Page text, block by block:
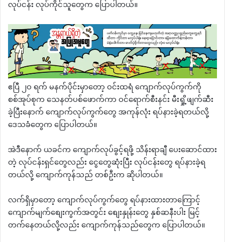
လုပ်ငန်း လုပ်ကိုင်သူတွေက ပြောပါတယ်။
ဧပြီ ၂၀ ရက် မနက်ပိုင်းမှာတော့ ဝင်းထရံ ကျောက်လုပ်ကွက်ကို
စစ်‌အုပ်စုက သေနတ်ပစ်ဖောက်ကာ ဝင်ရောက်စီးနင်း မီးရှို့ဖျက်ဆီး
ခဲ့ပြီးနောက် ကျောက်လုပ်ကွက်တွေ အကုန်လုံး ရပ်နားခဲ့ရတယ်လို့
ဒေသခံတွေက ပြောပါတယ်။
အဲဒီနောက် ယခင်က ကျောက်လုပ်ခွင့်ရဖို့ သိန်းရာချီ ပေးဆောင်ထား
တဲ့ လုပ်ငန်းရှင်တွေလည်း ငွေတွေဆုံးပြီး လုပ်ငန်းတွေ ရပ်နားခဲ့ရ
တယ်လို့ ကျောက်ကုန်သည် တစ်ဦးက ဆိုပါတယ်။
လက်ရှိမှာတော့ ကျောက်လုပ်ကွက်တွေ ရပ်နားထားတာကြောင့်
ကျောက်မျက်စျေးကွက်အတွင်း စျေးနှုန်းတွေ နှစ်ဆနီးပါး မြင့်
တက်နေတယ်လို့လည်း ကျောက်ကုန်သည်တွေက ပြောပါတယ်။